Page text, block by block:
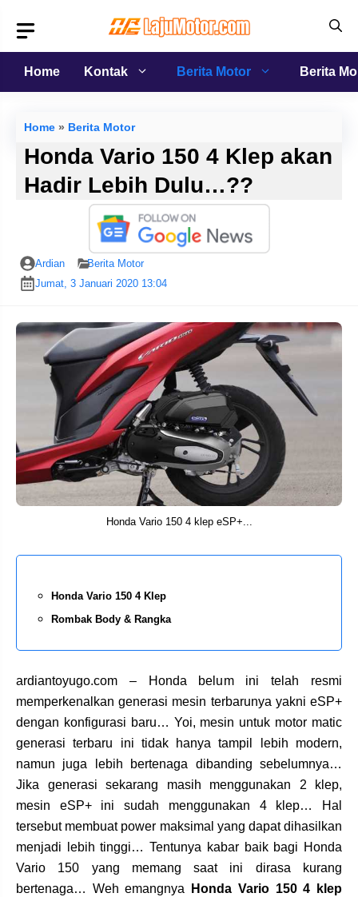
isi
Home
Kontak Berita Motor Berita
Home » Berita Motor
Honda Vario 150 4 Klep akan
Hadir Lebih Dulu…??
Ardian
Berita Motor
Jumat, 3 Januari 2020 13:04
Honda Vario 150 4 klep eSP+...
Honda Vario 150 4 Klep
Rombak Body & Rangka
ardiantoyugo.com – Honda belum ini telah resmi
memperkenalkan generasi mesin terbarunya yakni eSP+
dengan konfigurasi baru… Yoi, mesin untuk motor matic
generasi terbaru ini tidak hanya tampil lebih modern,
namun juga lebih bertenaga dibanding sebelumnya…
Jika generasi sekarang masih menggunakan 2 klep,
mesin eSP+ ini sudah menggunakan 4 klep… Hal
tersebut membuat power maksimal yang dapat dihasilkan
menjadi lebih tinggi… Tentunya kabar baik bagi Honda
Vario 150 yang memang saat ini dirasa kurang
bertenaga… Weh emangnya
Honda Vario 150 4 klep